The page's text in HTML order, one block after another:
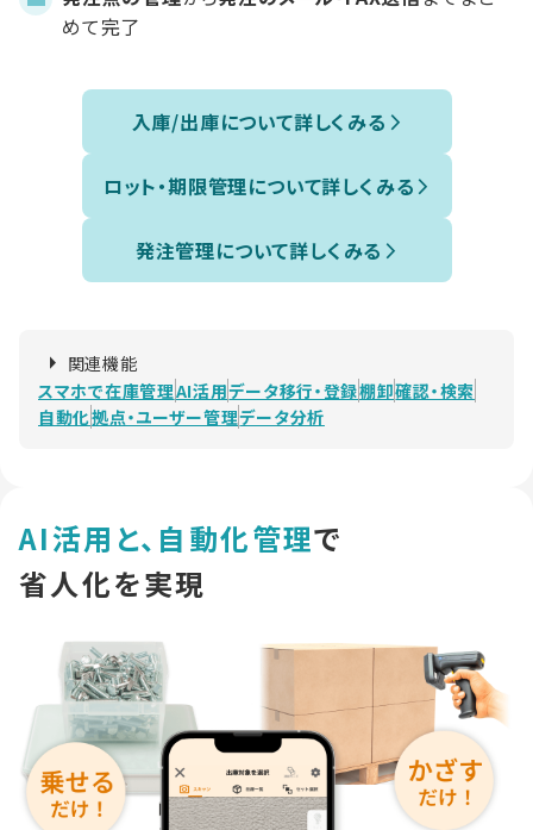
めて完了
入庫/出庫について詳しくみる
ロット・期限管理について詳しくみる
発注管理について詳しくみる
関連機能
スマホで在庫管理AI活用データ移行・登録棚卸確認・検索
自動化拠点・ユーザー管理データ分析
AI活用と、自動化管理で
省人化を実現